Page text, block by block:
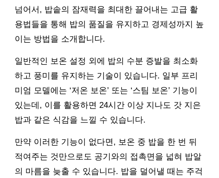
넘어서, 밥솥의 잠재력을 최대한 끌어내는 고급 활
용법들을 통해 밥의 품질을 유지하고 경제성까지 높
이는 방법을 소개합니다.
일반적인 보온 설정 외에 밥의 수분 증발을 최소화
하고 풍미를 유지하는 기술이 있습니다. 일부 프리
미엄 모델에는 ‘저온 보온’ 또는 ‘스팀 보온’ 기능이
있는데, 이를 활용하면 24시간 이상 지나도 갓 지은
밥과 같은 식감을 느낄 수 있습니다.
만약 이러한 기능이 없다면, 보온 중 밥을 한 번 뒤
적여주는 것만으로도 공기와의 접촉면을 넓혀 밥알
의 마름을 늦출 수 있습니다. 밥을 덜어낼 때는 주걱